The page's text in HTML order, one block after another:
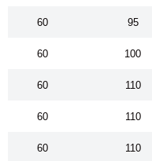
60 95
60 100
60 110
60 110
60 110